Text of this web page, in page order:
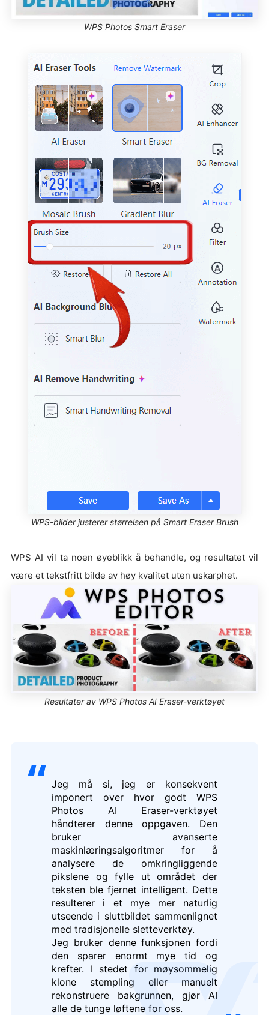
WPS Photos Smart Eraser
WPS-bilder justerer størrelsen på Smart Eraser Brush
WPS AI vil ta noen øyeblikk å behandle, og resultatet vil
være et tekstfritt bilde av høy kvalitet uten uskarphet.
Resultater av WPS Photos AI Eraser-verktøyet
Jeg må si, jeg er konsekvent
imponert over hvor godt WPS
Photos AI Eraser-verktøyet
håndterer denne oppgaven. Den
bruker avanserte
maskinlæringsalgoritmer for å
analysere de omkringliggende
pikslene og fylle ut området der
teksten ble fjernet intelligent. Dette
resulterer i et mye mer naturlig
utseende i sluttbildet sammenlignet
med tradisjonelle sletteverktøy.
Jeg bruker denne funksjonen fordi
den sparer enormt mye tid og
krefter. I stedet for møysommelig
klone stempling eller manuelt
rekonstruere bakgrunnen, gjør AI
alle de tunge løftene for oss.
logo